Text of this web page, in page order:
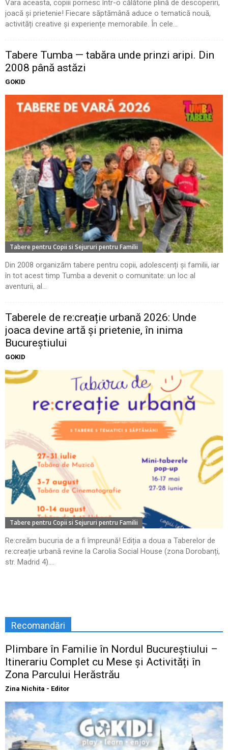
Vara aceasta, copiii pornesc într-o călătorie plină de descoperiri,
joacă și prietenie! Fiecare săptămână aduce o tematică nouă,
activități creative și experiențe memorabile. În cele...
Tabere Tumba — tabăra unde prinzi aripi. Din
2008 până astăzi
GOKID
Tabere pentru Copii si Sejururi pentru Familii
Din 2008 organizăm tabere pentru copii, adolescenți și familii, iar
în tot acest timp Tumba a devenit o comunitate: un loc al
aventurii, al...
Taberele de re:creație urbană 2026: Unde
joaca devine artă și prietenie, în inima
Bucureștiului
GOKID
Tabere pentru Copii si Sejururi pentru Familii
Re:creăm bucuria de a fi împreună! Ediția a doua a Taberelor de
re:creație urbană revine la Carolia Social House (zona Dorobanți,
str. Madrid 4)....
Recomandări
Plimbare în Familie în Nordul Bucureștiului –
Itinerariu Complet cu Mese și Activități în
Zona Parcului Herăstrău
Zina Nichita - Editor